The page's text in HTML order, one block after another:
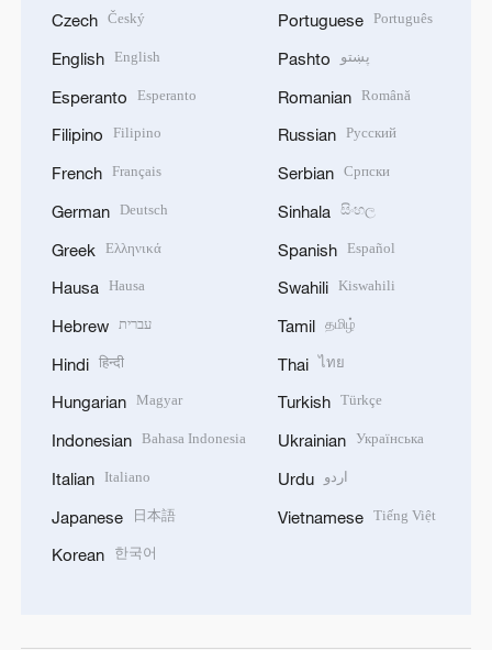
Czech Český
English English
Esperanto Esperanto
Filipino Filipino
French Français
German Deutsch
Greek Ελληνικά
Hausa Hausa
Hebrew עברית
Hindi हिन्दी
Hungarian Magyar
Indonesian Bahasa Indonesia
Italian Italiano
Japanese 日本語
Korean 한국어
Portuguese Português
Pashto پښتو
Romanian Română
Russian Русский
Serbian Српски
Sinhala සිංහල
Spanish Español
Swahili Kiswahili
Tamil தமிழ்
Thai ไทย
Turkish Türkçe
Ukrainian Українська
Urdu اردو
Vietnamese Tiếng Việt